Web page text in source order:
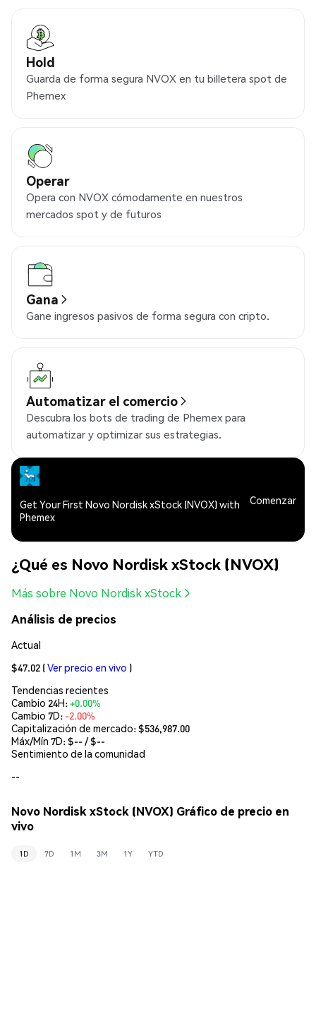
Hold
Guarda de forma segura NVOX en tu billetera spot de
Phemex
Operar
Opera con NVOX cómodamente en nuestros
mercados spot y de futuros
Gana
Gane ingresos pasivos de forma segura con cripto.
Automatizar el comercio
Descubra los bots de trading de Phemex para
automatizar y optimizar sus estrategias.
Get Your First Novo Nordisk xStock (NVOX) with
Phemex
Comenzar
¿Qué es Novo Nordisk xStock (NVOX)
Más sobre Novo Nordisk xStock
Análisis de precios
Actual
$47.02 (Ver precio en vivo )
Tendencias recientes
Cambio 24H:+0.00%
Cambio 7D: -2.00%
Capitalización de mercado:$536,987.00
Máx/Mín 7D: $-- / $--
Sentimiento de la comunidad
--
Novo Nordisk xStock (NVOX) Gráfico de precio en
vivo
1D 7D 1M 3M 1Y YTD